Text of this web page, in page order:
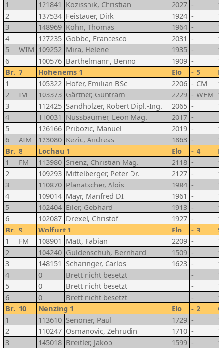
1
121841 Kozissnik, Christian 2027 -
2
137534 Feistauer, Dirk 1924 -
3
148969 Kohn, Thomas 1964 -
4
127235 Gobbo, Francesco 2031 -
5
WIM 109252 Mira, Helene 1935 -
6
100576 Barthelmann, Benno 1909 -
Br. 7 Hohenems 1 Elo - 5
1
105322 Hofer, Emilian BSc 2206 - CM
2
IM 103373 Gärtner, Guntram 2229 - WFM
3
112425 Sandholzer, Robert Dipl.-Ing. 2065 -
4
110031 Nussbaumer, Leon Mag. 2017 -
5
126166 Pribozic, Manuel 2019 -
6
AIM 123080 Kezic, Andreas 1863 -
Br. 8 Lochau 1 Elo - 4
1
FM 113980 Srienz, Christian Mag. 2118 -
2
109293 Mittelberger, Peter Dr. 2127 -
3
110870 Planatscher, Alois 1984 -
4
109014 Mayr, Manfred DI 1961 -
5
102404 Eiler, Gebhard 1913 -
6
102087 Drexel, Christof 1927 -
Br. 9 Wolfurt 1 Elo - 3
1
FM 108901 Matt, Fabian 2209 -
2
104240 Guldenschuh, Bernhard 1509 -
3
148151 Scharinger, Carlos 1623 -
4
0 Brett nicht besetzt -
5
0 Brett nicht besetzt -
6
0 Brett nicht besetzt -
Br. 10 Nenzing 1 Elo - 2
1
113610 Senoner, Paul 1729 -
2
110247 Osmanovic, Zehrudin 1710 -
3
145018 Breitler, Jakob 1599 -